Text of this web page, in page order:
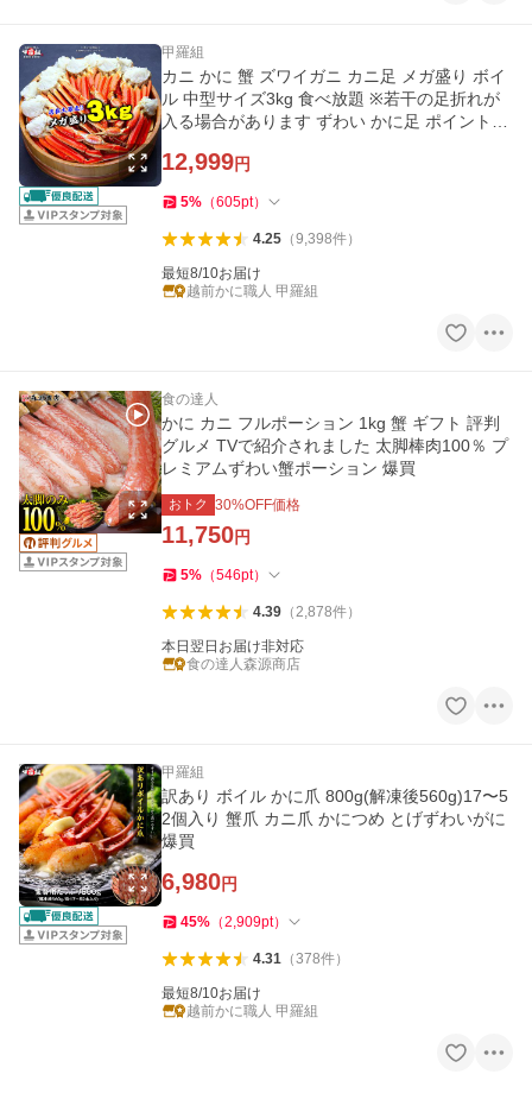
甲羅組
カニ かに 蟹 ズワイガニ カニ足 メガ盛り ボイ
ル 中型サイズ3kg 食べ放題 ※若干の足折れが
入る場合があります ずわい かに足 ポイント利
12,999円
5% （605pt）
4.25（9,398件）
最短8/10お届け
越前かに職人 甲羅組
食の達人
かに カニ フルポーション 1kg 蟹 ギフト 評判
グルメ TVで紹介されました 太脚棒肉100％ プ
レミアムずわい蟹ポーション 爆買
おトク 30%OFF価格
11,750円
5% （546pt）
4.39（2,878件）
本日翌日お届け非対応
食の達人森源商店
甲羅組
訳あり ボイル かに爪 800g(解凍後560g)17〜5
2個入り 蟹爪 カニ爪 かにつめ とげずわいがに
爆買
6,980円
45% （2,909pt）
4.31（378件）
最短8/10お届け
越前かに職人 甲羅組